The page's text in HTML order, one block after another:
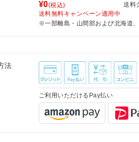
¥0(税込) 送料
送料無料キャンペーン適用中
※一部離島・山間部および北海道
法
ご利用いただけるPay払い